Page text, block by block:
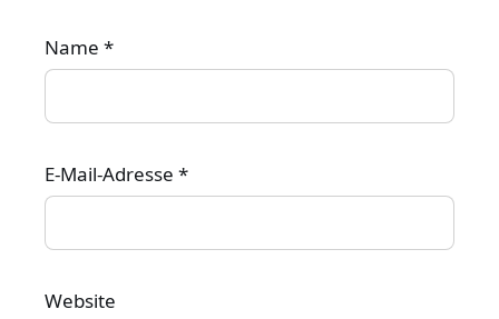
Name *
E-Mail-Adresse *
Website